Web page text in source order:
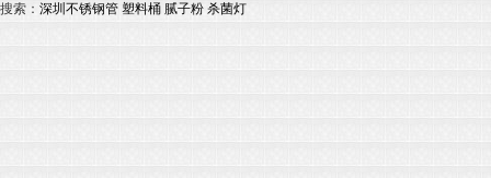
搜索： 深圳不锈钢管 塑料桶 腻子粉 杀菌灯